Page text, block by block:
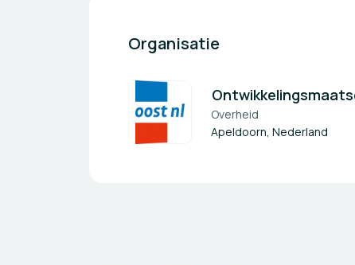
Organisatie
Overheid
Apeldoorn, Nederland